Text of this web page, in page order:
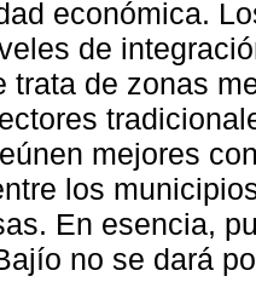
económica.
de
trata de zonas
mejores
los
En esencia,
no se dará